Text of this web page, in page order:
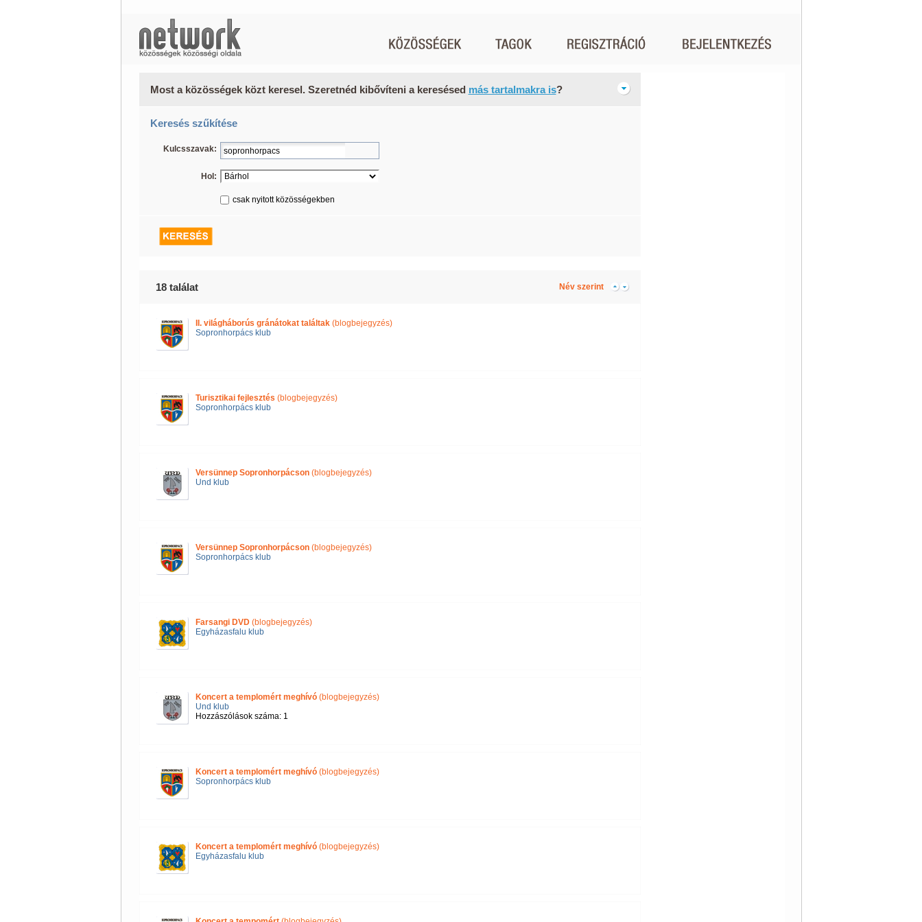
Most a közösségek közt keresel. Szeretnéd kibővíteni a keresésed más tartalmakra is?
Keresés szűkítése
Kulcsszavak:
Hol:
csak nyitott közösségekben
18 találat Név szerint
II. világháborús gránátokat találtak(blogbejegyzés)
Sopronhorpács klub
Turisztikai fejlesztés (blogbejegyzés)
Sopronhorpács klub
Versünnep Sopronhorpácson(blogbejegyzés)
Und klub
Versünnep Sopronhorpácson(blogbejegyzés)
Sopronhorpács klub
Farsangi DVD(blogbejegyzés)
Egyházasfalu klub
Koncert a templomért meghívó(blogbejegyzés)
Und klub
Hozzászólások száma: 1
Koncert a templomért meghívó(blogbejegyzés)
Sopronhorpács klub
Koncert a templomért meghívó(blogbejegyzés)
Egyházasfalu klub